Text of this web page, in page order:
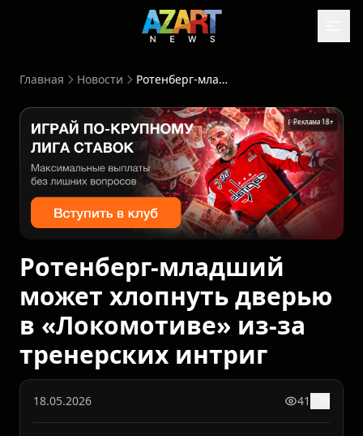
Главная Новости Ротенберг-младший может хлопнуть дверью в «Локомотиве» из-за тренерских интриг
Реклама 18+
Ротенберг-младший
может хлопнуть дверью
в «Локомотиве» из-за
тренерских интриг
18.05.2026 41